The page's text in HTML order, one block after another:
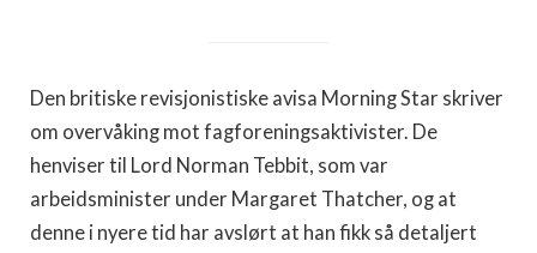
Den britiske revisjonistiske avisa Morning Star skriver
om overvåking mot fagforeningsaktivister. De
henviser til Lord Norman Tebbit, som var
arbeidsminister under Margaret Thatcher, og at
denne i nyere tid har avslørt at han fikk så detaljert